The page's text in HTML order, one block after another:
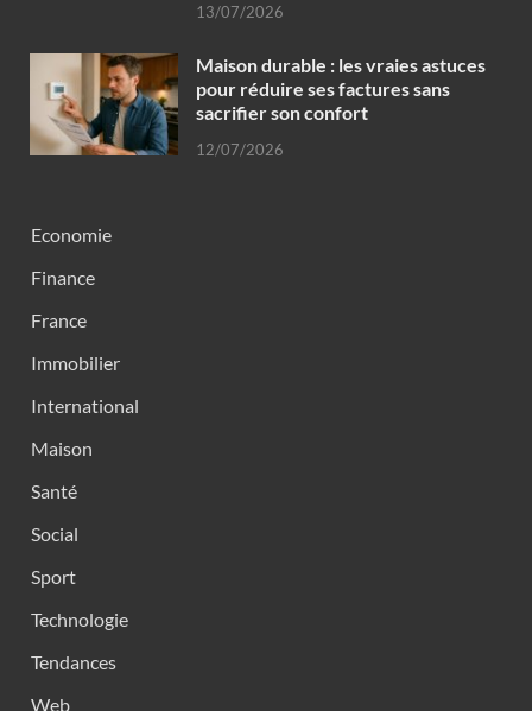
13/07/2026
Maison durable : les vraies astuces
pour réduire ses factures sans
sacrifier son confort
12/07/2026
Economie
Finance
France
Immobilier
International
Maison
Santé
Social
Sport
Technologie
Tendances
Web